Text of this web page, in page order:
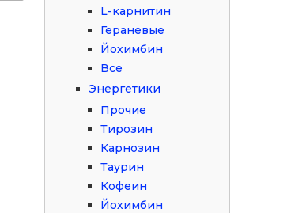
L-карнитин
Гераневые
Йохимбин
Все
Энергетики
Прочие
Тирозин
Карнозин
Таурин
Кофеин
Йохимбин